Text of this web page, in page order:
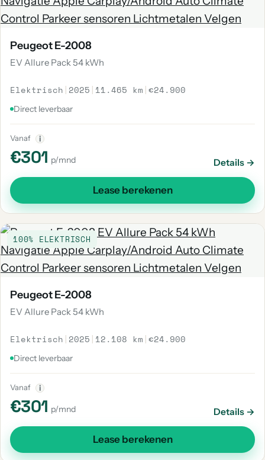
Peugeot E-2008
EV Allure Pack 54 kWh
Elektrisch | 2025 | 11.465 km |€24.900
Direct leverbaar
Vanaf i
€301 p/mnd Details →
Lease berekenen
100% ELEKTRISCH
Peugeot E-2008
EV Allure Pack 54 kWh
Elektrisch | 2025 | 12.108 km |€24.900
Direct leverbaar
Vanaf i
€301 p/mnd Details →
Lease berekenen